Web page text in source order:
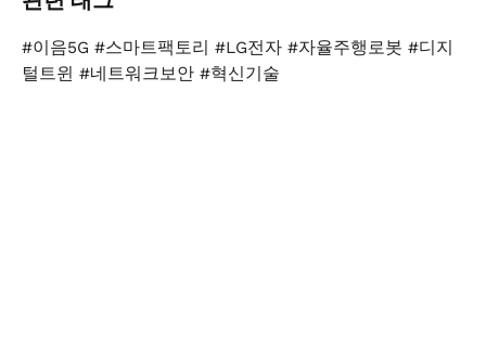
#이음5G #스마트팩토리 #LG전자 #자율주행로봇 #디지
털트윈 #네트워크보안 #혁신기술